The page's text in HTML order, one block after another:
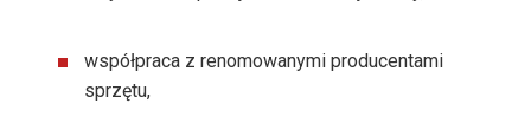
współpraca z renomowanymi producentami
sprzętu,